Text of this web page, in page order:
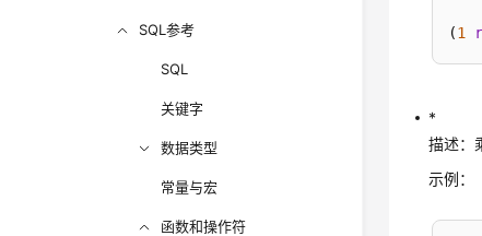
SQL参考
SQL
关键字
数据类型
常量与宏
函数和操作符
(1
*
描述：
示例：